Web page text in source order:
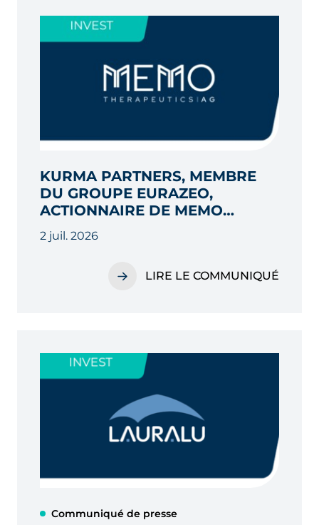
KURMA PARTNERS, MEMBRE
DU GROUPE EURAZEO,
ACTIONNAIRE DE MEMO
THERAPEUTICS AG, ANNONCE
LA CESSION DE LA BIOTECH A
POUVANT ATTEINDRE 700
2 juil. 2026
LIRE LE COMMUNIQUÉ
Communiqué de presse